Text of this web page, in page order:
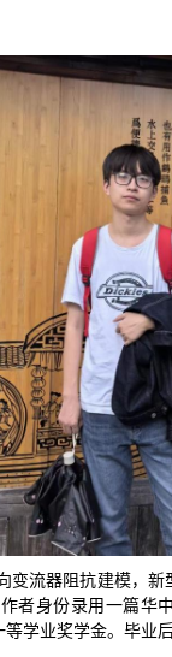
变流器阻抗建模，
者身份录用一篇华
学业奖学金。 毕业